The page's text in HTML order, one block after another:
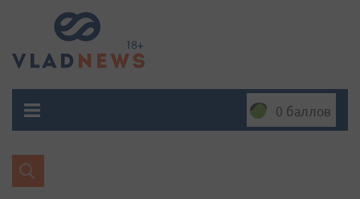
0 баллов